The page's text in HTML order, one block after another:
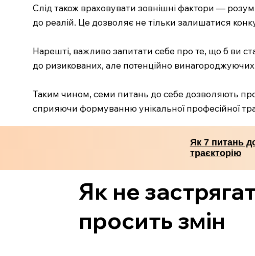
Слід також враховувати зовнішні фактори —
до реалій. Це дозволяє не тільки залишатися
Нарешті, важливо запитати себе про те, що б ви
до ризикованих, але потенційно
Таким чином, семи питань до себе дозволяють
сприяючи формуванню унікальної професійної
Як 7 питань
траєкторію
Як не
просить змін